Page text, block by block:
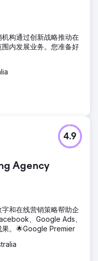
构通过创新战略推动在
内发展业务。您准备好
Agency
4.9
和在线营销策略帮助企
、Google Ads、
果。🌟Google Premier